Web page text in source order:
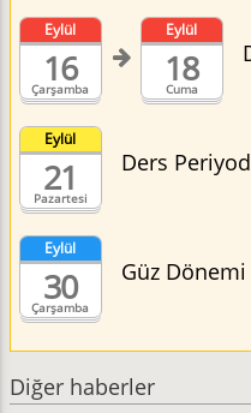
Çarşamba
Eylül
16 Cuma
Eylül
18
Pazartesi
Eylül
21 Ders
Çarşamba
Eylül
30 Güz Dönemi
Diğer haberler